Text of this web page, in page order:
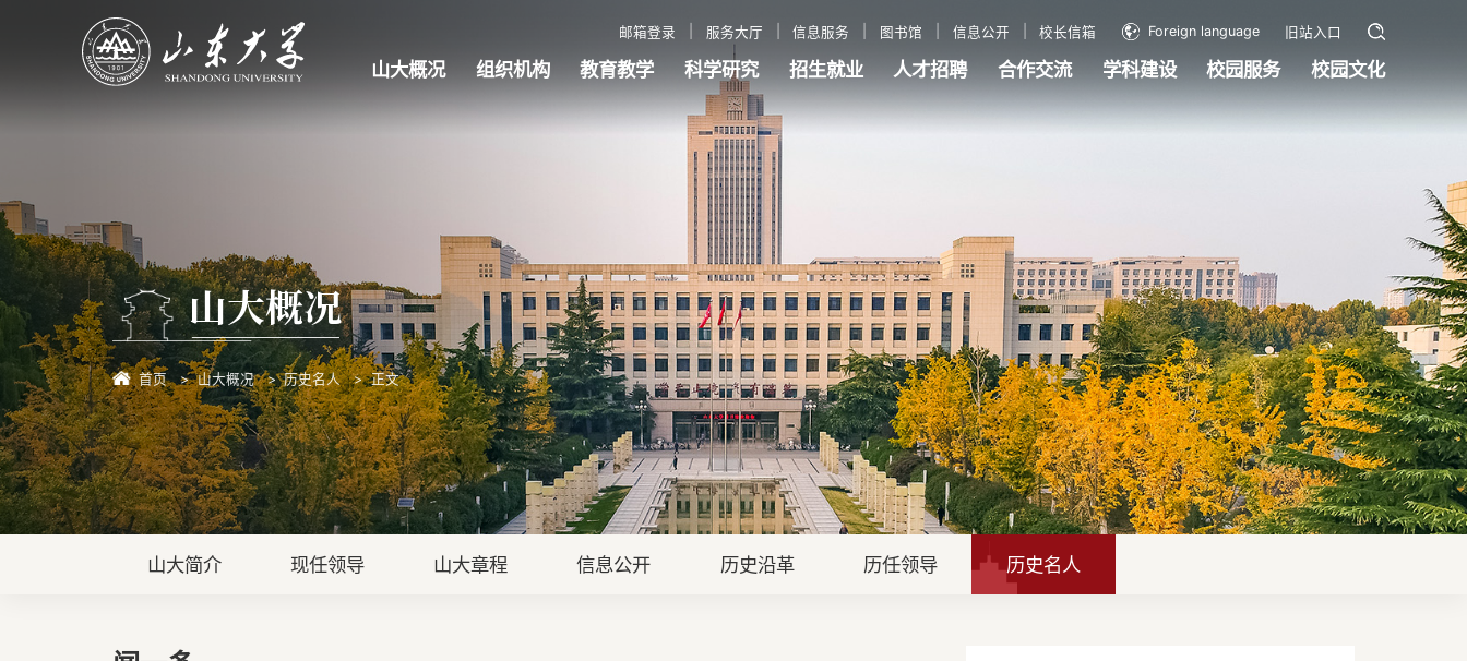
邮箱登录 服务大厅 信息服务 图书馆 信息公开 校长信箱 Foreign language 旧站入口
山大概况 组织机构 教育教学 科学研究 招生就业 人才招聘 合作交流 学科建设 校园服务 校园文化
山大概况
首页 山大概况 历史名人 正文
山大简介 现任领导 山大章程 信息公开 历史沿革 历任领导 历史名人